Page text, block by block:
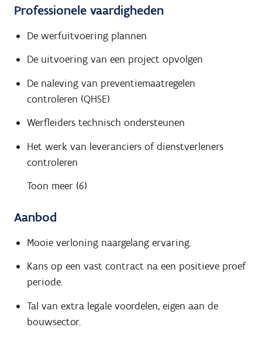
Professionele vaardigheden
De werfuitvoering plannen
De uitvoering van een project opvolgen
De naleving van preventiemaatregelen
controleren (QHSE)
Werfleiders technisch ondersteunen
Het werk van leveranciers of dienstverleners
controleren
Toon meer (6)
Aanbod
Mooie verloning naargelang ervaring.
Kans op een vast contract na een positieve proef
periode.
Tal van extra legale voordelen, eigen aan de
bouwsector.